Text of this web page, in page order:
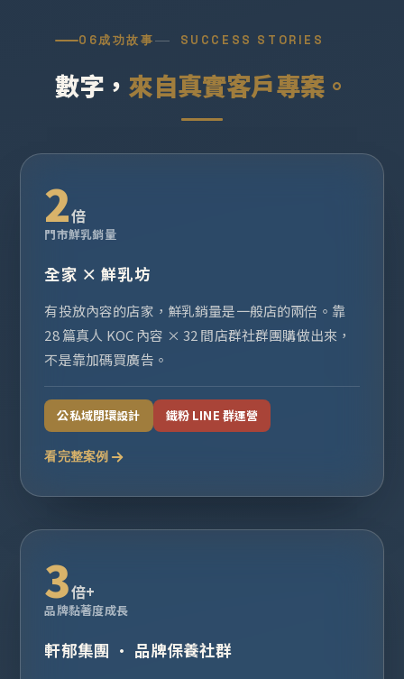
06成功故事 SUCCESS STORIES
數字， 來自真實客戶專案。
2倍
門市鮮乳銷量
全家 × 鮮乳坊
有投放內容的店家，鮮乳銷量是一般店的兩倍。靠
28 篇真人 KOC 內容 × 32 間店群社群團購做出來，
不是靠加碼買廣告。
公私域閉環設計 鐵粉 LINE 群運營
看完整案例
3倍+
品牌黏著度成長
軒郁集團 · 品牌保養社群